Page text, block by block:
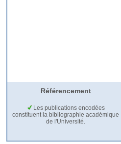
Référencement
Les publications encodées
constituent la bibliographie académique
de l'Université.